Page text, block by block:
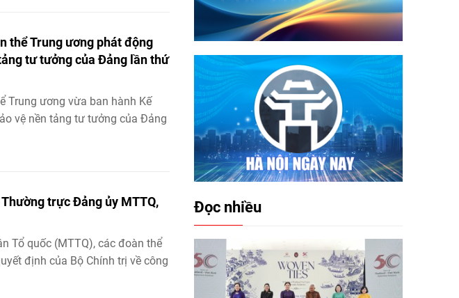
thể Trung ương phát động
tư tưởng của Đảng lần thứ
Trung ương vừa ban hành Kế
vệ nền tảng tư tưởng của Đảng
trực Đảng ủy MTTQ,
Tổ quốc (MTTQ), các đoàn thể
định của Bộ Chính trị về công
Đọc nhiều